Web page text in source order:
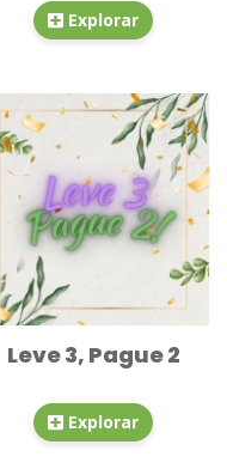
Explorar
Leve 3, Pague 2
Explorar